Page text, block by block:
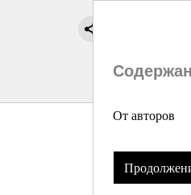
От авторов